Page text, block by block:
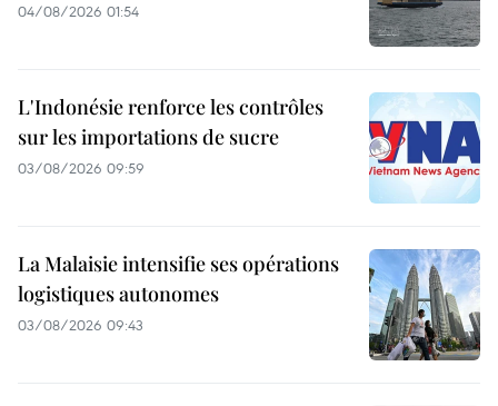
04/08/2026 01:54
L'Indonésie renforce les contrôles
sur les importations de sucre
03/08/2026 09:59
La Malaisie intensifie ses opérations
logistiques autonomes
03/08/2026 09:43